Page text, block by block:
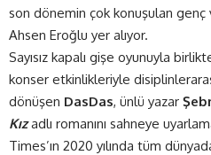
son dönemin çok konuşulan genç
Ahsen Eroğlu yer alıyor.
Sayısız kapalı gişe oyunuyla
konser etkinlikleriyle
dönüşen DasDas, ünlü yazar
Kız adlı romanını sahneye
Times’ın 2020 yılında tüm